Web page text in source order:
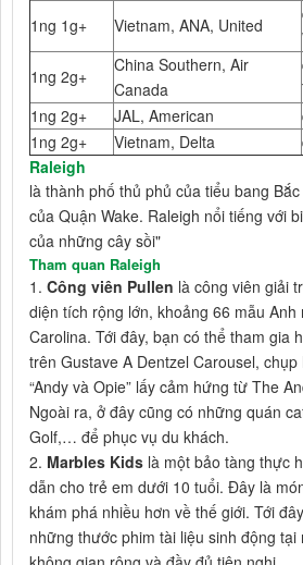
1ng 1g+
Vietnam, ANA, United
1ng 2g+
China Southern, Air
Canada
1ng 2g+
JAL, American
1ng 2g+
Vietnam, Delta
Raleigh
là thành phố thủ phủ của tiểu bang
của Quận Wake. Raleigh nổi tiếng với
của những cây sồi"
Tham quan Raleigh
1. Công viên Pullen là công viên giải
diện tích rộng lớn, khoảng 66 mẫu Anh
Carolina. Tới đây, bạn có thể tham gia
trên Gustave A Dentzel Carousel,
“Andy và Opie” lấy cảm hứng từ The
Ngoài ra, ở đây cũng có những quán
Golf,… để phục vụ du khách.
2. Marbles Kids là một bảo tàng thực
dẫn cho trẻ em dưới 10 tuổi. Đây là
khám phá nhiều hơn về thế giới. Tới
những thước phim tài liệu sinh động tại